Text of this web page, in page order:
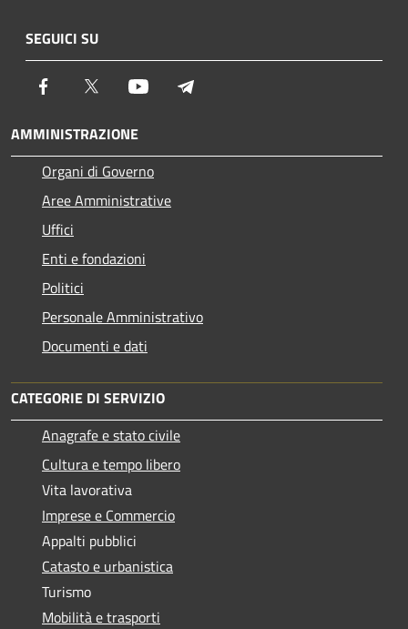
SEGUICI SU
Facebook Twitter Youtube
AMMINISTRAZIONE
Organi di Governo
Aree Amministrative
Uffici
Enti e fondazioni
Politici
Personale Amministrativo
Documenti e dati
CATEGORIE DI SERVIZIO
Anagrafe e stato civile
Cultura e tempo libero
Vita lavorativa
Imprese e Commercio
Appalti pubblici
Catasto e urbanistica
Turismo
Mobilità e trasporti